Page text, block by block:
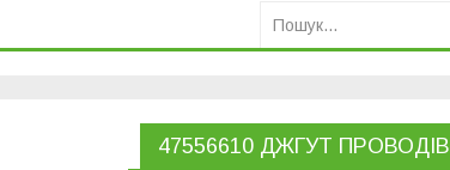
47556610 ДЖГУТ ПРОВОДІВ